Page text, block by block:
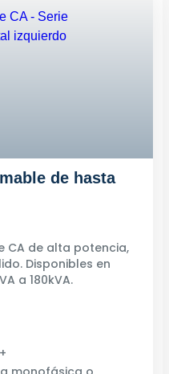
de hasta
CA de alta potencia,
Disponibles en
a 180kVA.